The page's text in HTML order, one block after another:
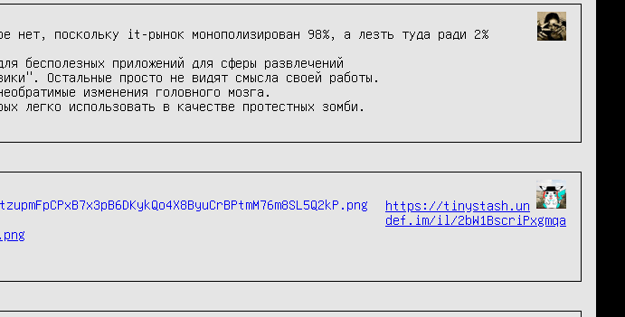
нет, поскольку it-рынок монополизирован 98%, а лезть туда ради 2%
бесполезных приложений для сферы развлечений
Остальные просто не видят смысла своей работы.
изменения головного мозга.
легко использовать в качестве протестных зомби.
https://tinystash.un
def.im/il/2bW1BscriPxgmqa